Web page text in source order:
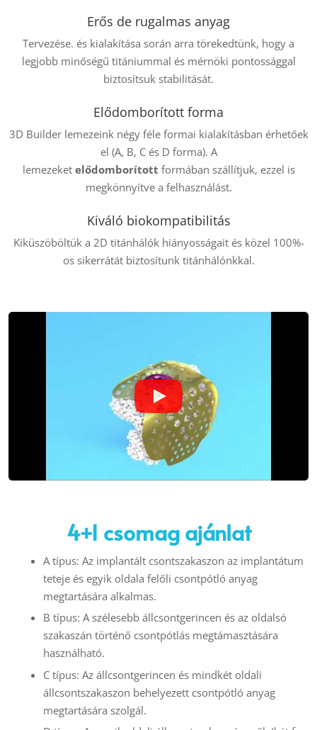
Erős de rugalmas anyag
Tervezése. és kialakítása során arra törekedtünk, hogy a
legjobb minőségű titániummal és mérnöki pontossággal
biztosítsuk stabilitását.
Elődomborított forma
3D Builder lemezeink négy féle formai kialakításban érhetőek
el (A, B, C és D forma). A
lemezeket elődomborított formában szállítjuk, ezzel is
megkönnyítve a felhasználást.
Kiváló biokompatibilitás
Kiküszöböltük a 2D titánhálók hiányosságait és közel 100%-
os sikerrátát biztosítunk titánhálónkkal.
4+1 csomag ajánlat
A típus: Az implantált csontszakaszon az implantátum
teteje és egyik oldala felőli csontpótló anyag
megtartására alkalmas.
B típus: A szélesebb állcsontgerincen és az oldalsó
szakaszán történő csontpótlás megtámasztására
használható.
C típus: Az állcsontgerincen és mindkét oldali
állcsontszakaszon behelyezett csontpótló anyag
megtartására szolgál.